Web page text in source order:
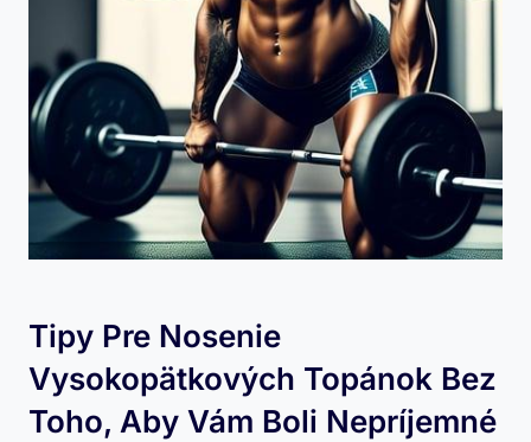
Tipy Pre Nosenie
Vysokopätkových Topánok Bez
Toho, Aby Vám Boli Nepríjemné